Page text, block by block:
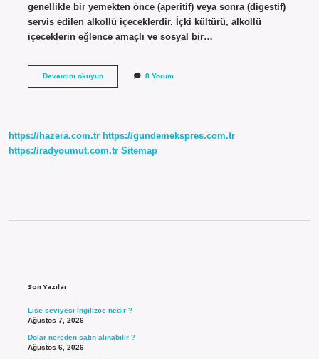
genellikle bir yemekten önce (aperitif) veya sonra (digestif)
servis edilen alkollü içeceklerdir. İçki kültürü, alkollü
içeceklerin eğlence amaçlı ve sosyal bir…
Devamını okuyunAperatif
8 Yorum
https://hazera.com.tr https://gundemekspres.com.tr
https://radyoumut.com.tr Sitemap
Son Yazılar
Lise seviyesi İngilizce nedir ?
Ağustos 7, 2026
Dolar nereden satın alınabilir ?
Ağustos 6, 2026